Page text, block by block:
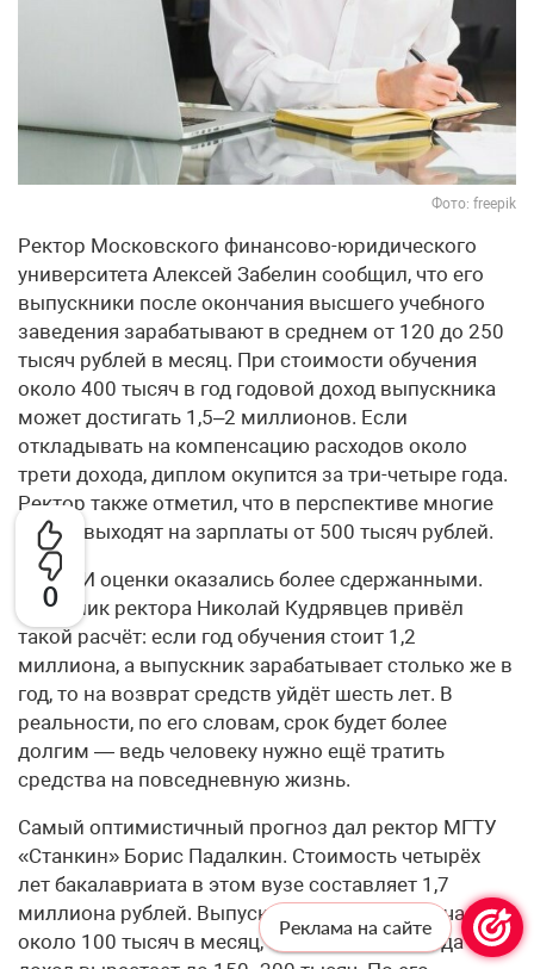
0
Фото: freepik
Ректор Московского финансово-юридического
университета Алексей Забелин сообщил, что его
выпускники после окончания высшего учебного
заведения зарабатывают в среднем от 120 до 250
тысяч рублей в месяц. При стоимости обучения
около 400 тысяч в год годовой доход выпускника
может достигать 1,5–2 миллионов. Если
откладывать на компенсацию расходов около
трети дохода, диплом окупится за три-четыре года.
Ректор также отметил, что в перспективе многие
из них выходят на зарплаты от 500 тысяч рублей.
В МФТИ оценки оказались более сдержанными.
Советник ректора Николай Кудрявцев привёл
такой расчёт: если год обучения стоит 1,2
миллиона, а выпускник зарабатывает столько же в
год, то на возврат средств уйдёт шесть лет. В
реальности, по его словам, срок будет более
долгим — ведь человеку нужно ещё тратить
средства на повседневную жизнь.
Самый оптимистичный прогноз дал ректор МГТУ
«Станкин» Борис Падалкин. Стоимость четырёх
лет бакалавриата в этом вузе составляет 1,7
миллиона рублей. Выпускник-инженер получает
около 100 тысяч в месяц, а через два-три года его
Реклама на сайте